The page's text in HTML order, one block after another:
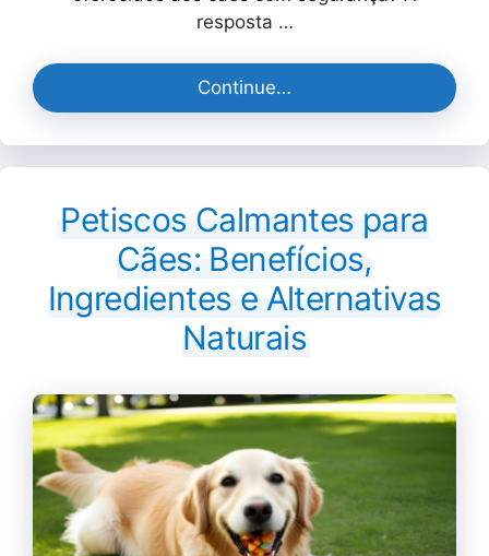
resposta …
Continue…
Petiscos Calmantes para
Cães: Benefícios,
Ingredientes e Alternativas
Naturais